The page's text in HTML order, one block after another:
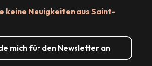
keine Neuigkeiten aus Saint-
mich für den Newsletter an